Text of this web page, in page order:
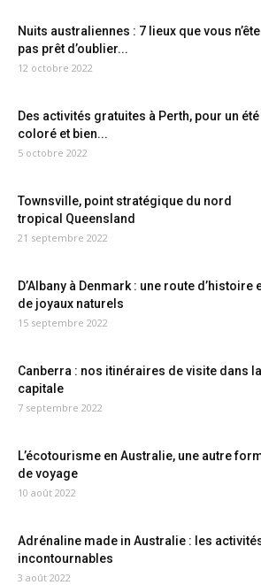
Nuits australiennes : 7 lieux que vous
pas prêt d’oublier...
12 octobre 2022
Des activités gratuites à Perth, pour un été
coloré et bien...
5 octobre 2022
Townsville, point stratégique du nord
tropical Queensland
21 septembre 2022
D’Albany à Denmark : une route d’histoire
de joyaux naturels
15 septembre 2022
Canberra : nos itinéraires de visite dans la
capitale
7 septembre 2022
L’écotourisme en Australie, une autre
de voyage
10 août 2022
Adrénaline made in Australie : les
incontournables
3 août 2022